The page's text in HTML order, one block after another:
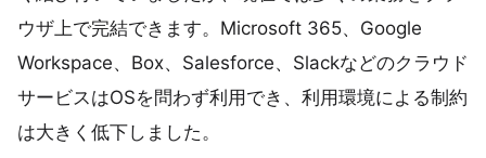
ウザ上で完結できます。Microsoft 365、Google
Workspace、Box、Salesforce、Slackなどのクラウド
サービスはOSを問わず利用でき、利用環境による制約
は大きく低下しました。